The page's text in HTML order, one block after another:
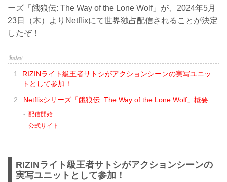
ーズ「餓狼伝: The Way of the Lone Wolf」が、2024年5月
23日（木）よりNetflixにて世界独占配信されることが決定
したぞ！
RIZINライト級王者サトシがアクションシーンの実写ユニッ
トとして参加！
Netflixシリーズ「餓狼伝: The Way of the Lone Wolf」概要
配信開始
公 式サ イ ト
RIZINライト級王者サトシがアクションシーンの
実写ユニットとして参加！